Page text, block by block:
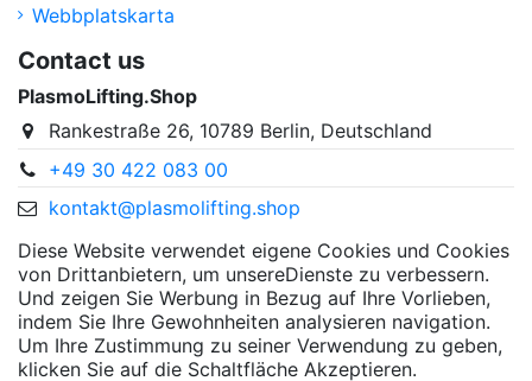
Webbplatskarta
Contact us
PlasmoLifting.Shop
Rankestraße 26, 10789 Berlin, Deutschland
+49 30 422 083 00
kontakt@plasmolifting.shop
Diese Website verwendet eigene Cookies und Cookies
von Drittanbietern, um unsereDienste zu verbessern.
Und zeigen Sie Werbung in Bezug auf Ihre Vorlieben,
indem Sie Ihre Gewohnheiten analysieren navigation.
Um Ihre Zustimmung zu seiner Verwendung zu geben,
klicken Sie auf die Schaltfläche Akzeptieren.